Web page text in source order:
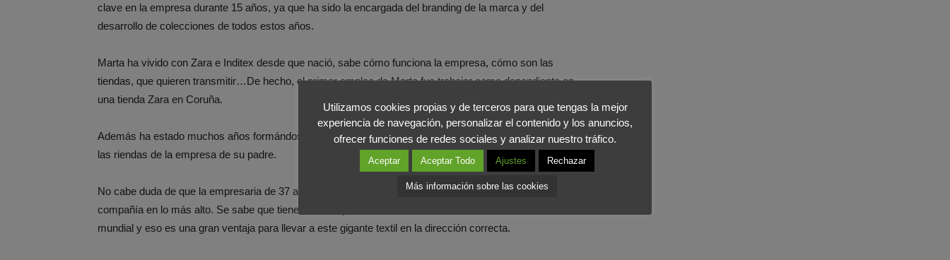
clave en la empresa durante 15 años, ya que ha sido la encargada del branding de la marca y del
desarrollo de colecciones de todos estos años.
Marta ha vivido con Zara e Inditex desde que nació, sabe cómo funciona la empresa, cómo son las
tiendas, que quieren transmitir…De hecho, el primer empleo de Marta fue trabajar como dependienta en
una tienda Zara en Coruña.
Además ha estado muchos años formándose profesionalmente para en algún momento de su vida tomar
las riendas de la empresa de su padre.
No cabe duda de que la empresaria de 37 años tiene todas las capacidades para seguir manteniendo la
compañía en lo más alto. Se sabe que tiene de acompañante a uno de los asesores más cotizados a nivel
mundial y eso es una gran ventaja para llevar a este gigante textil en la dirección correcta.
Utilizamos cookies propias y de terceros para que tengas la mejor
experiencia de navegación, personalizar el contenido y los anuncios,
ofrecer funciones de redes sociales y analizar nuestro tráfico.
Aceptar Aceptar Todo Ajustes Rechazar
Más información sobre las cookies